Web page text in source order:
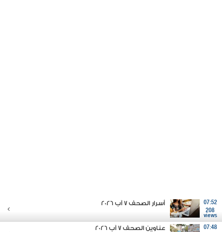
07:52
208
views
أسرار الصحف 7 آب 2026
07:48
عناوين الصحف 7 آب 2026